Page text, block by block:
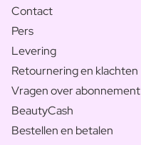
Contact
Pers
Levering
Retournering en klachten
Vragen over abonnement
BeautyCash
Bestellen en betalen